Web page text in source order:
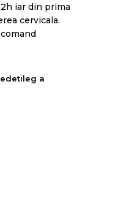
iar din prima
cervicala.
a